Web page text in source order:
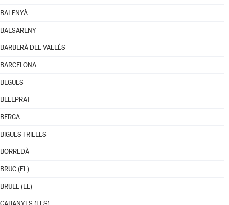
BALENYÀ
BALSARENY
BARBERÀ DEL VALLÈS
BARCELONA
BEGUES
BELLPRAT
BERGA
BIGUES I RIELLS
BORREDÀ
BRUC (EL)
BRULL (EL)